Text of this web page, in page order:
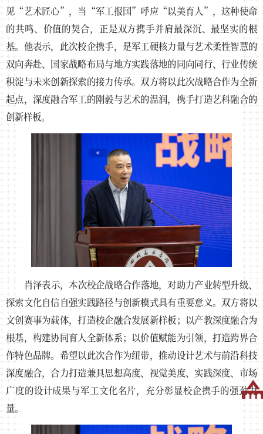
见“艺术匠心”，当“军工报国”呼应“以美育人”，这种使命
的共鸣、价值的契合，正是双方携手并肩最深沉、最坚实的根
基。他表示，此次校企携手，是军工硬核力量与艺术柔性智慧的
双向奔赴、国家战略布局与地方实践落地的同向同行、行业传统
积淀与未来创新探索的接力传承。双方将以此次战略合作为全新
起点，深度融合军工的刚毅与艺术的温润，携手打造艺科融合的
创新样板。
肖泽表示，本次校企战略合作落地，对助力产业转型升级、
探索文化自信自强实践路径与创新模式具有重要意义。双方将以
文创赛事为载体，打造校企融合发展新样板；以产教深度融合为
根基，构建协同育人全新体系；以价值赋能为引领，打造跨界合
作特色品牌。希望以此次合作为纽带，推动设计艺术与前沿科技
深度融合，合力打造兼具思想高度、视觉美度、实践深度、市场
广度的设计成果与军工文化名片，充分彰显校企携手的强劲力
量。